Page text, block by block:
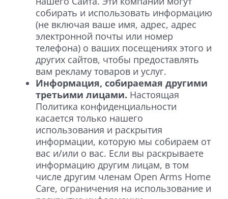
собирать и использовать информацию
(не включая ваше имя, адрес, адрес
электронной почты или номер
телефона) о ваших посещениях этого и
других сайтов, чтобы предоставлять
вам рекламу товаров и услуг.
Информация, собираемая другими
третьими лицами. Настоящая
Политика конфиденциальности
касается только нашего
использования и раскрытия
информации, которую мы собираем от
вас и/или о вас. Если вы раскрываете
информацию другим лицам, в том
числе другим членам Open Arms Home
Care, ограничения на использование и